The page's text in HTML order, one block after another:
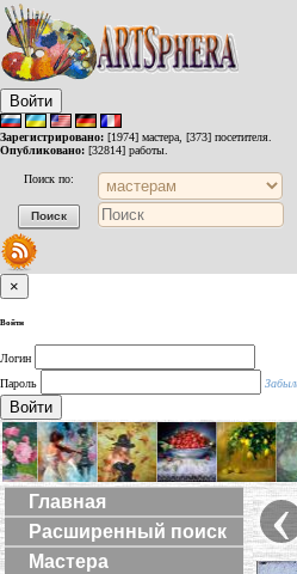
Войти
Зарегистрировано: [1974] мастера, [373] посетителя.
Опубликовано: [32814] работы.
Поиск по:
×
Войти
Логин
Пароль
Войти
Главная
Расширенный поиск
Мастера
‹